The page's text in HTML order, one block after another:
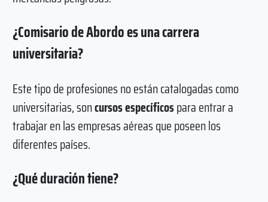
¿Comisario de Abordo es una carrera
universitaria?
Este tipo de profesiones no están catalogadas como
universitarias, soncursos específicospara entrar a
trabajar en las empresas aéreas que poseen los
diferentes países.
¿Qué duración tiene?